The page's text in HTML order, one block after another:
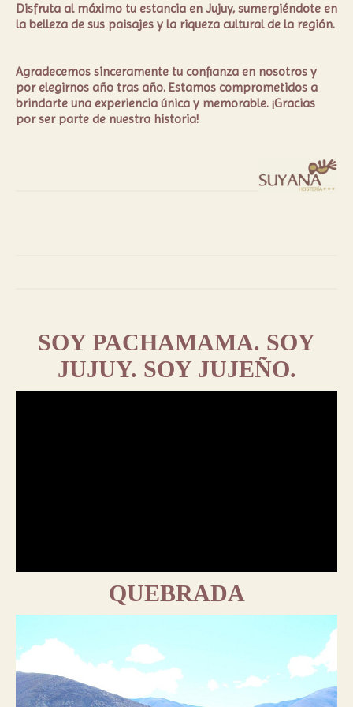
Disfruta al máximo tu estancia en Jujuy, sumergiéndote en
la belleza de sus paisajes y la riqueza cultural de la región.
Agradecemos sinceramente tu confianza en nosotros y
por elegirnos año tras año. Estamos comprometidos a
brindarte una experiencia única y memorable. ¡Gracias
por ser parte de nuestra historia!
SOY PACHAMAMA. SOY
JUJUY. SOY JUJEÑO.
QUEBRADA